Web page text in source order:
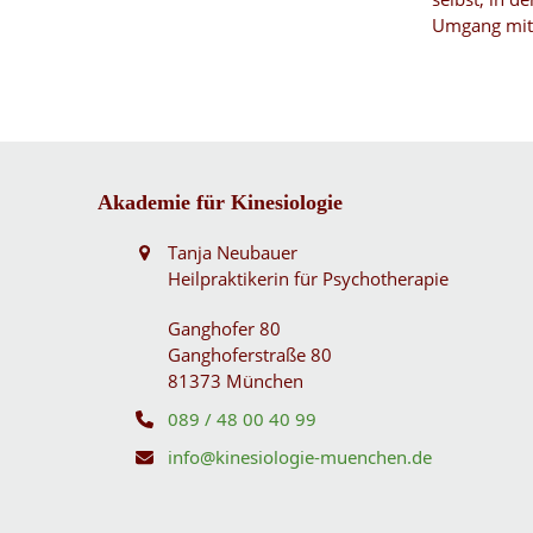
Umgang
Akademie für Kinesiologie
Tanja Neubauer
Heilpraktikerin für Psychotherapie
Ganghofer 80
Ganghoferstraße 80
81373 München
089 / 48 00 40 99
info@kinesiologie-muenchen.de